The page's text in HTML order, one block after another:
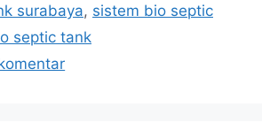
surabaya, sistem bio septic
septic tank